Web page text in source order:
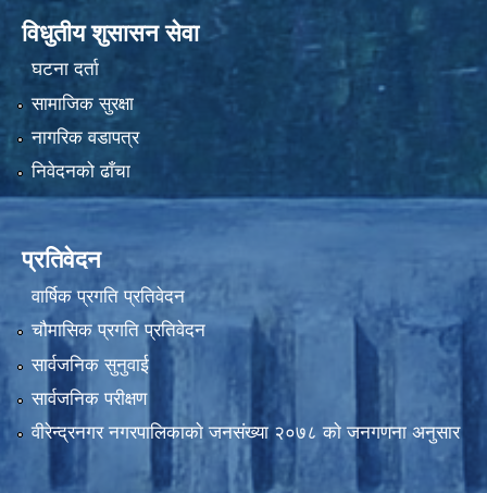
विधुतीय शुसासन सेवा
घटना दर्ता
सामाजिक सुरक्षा
नागरिक वडापत्र
निवेदनको ढाँचा
प्रतिवेदन
वार्षिक प्रगति प्रतिवेदन
चौमासिक प्रगति प्रतिवेदन
सार्वजनिक सुनुवाई
सार्वजनिक परीक्षण
वीरेन्द्रनगर नगरपालिकाकाे जनसंख्या २०७८ काे जनगणना अनुसार